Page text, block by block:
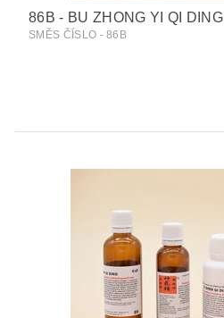
86B - BU ZHONG YI QI DING
SMĚS ČÍSLO - 86B